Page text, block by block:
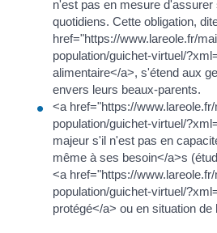
n'est pas en mesure d'assurer
quotidiens. Cette obligation,
href="https://www.lareole.fr/
population/guichet-virtuel/
alimentaire</a>, s'étend aux
envers leurs beaux-parents.
<a href="https://
population/guichet-virtuel/
majeur s'il n'est pas en
même à ses besoin</a>s
<a href="https://
population/guichet-virtuel/
protégé</a> ou en situation de